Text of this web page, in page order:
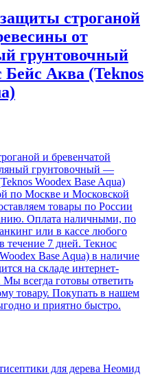
строганой
от
грунтовочный
Аква (Teknos
и бревенчатой
грунтовочный —
Woodex Base Aqua)
по Москве и Московской
товары по России
Оплата наличными, по
или в кассе любого
течение 7 дней. Текнос
Base Aqua) в наличие
на складе интернет-
всегда готовы ответить
товару. Покупать в нашем
и приятно быстро.
для дерева Неомид